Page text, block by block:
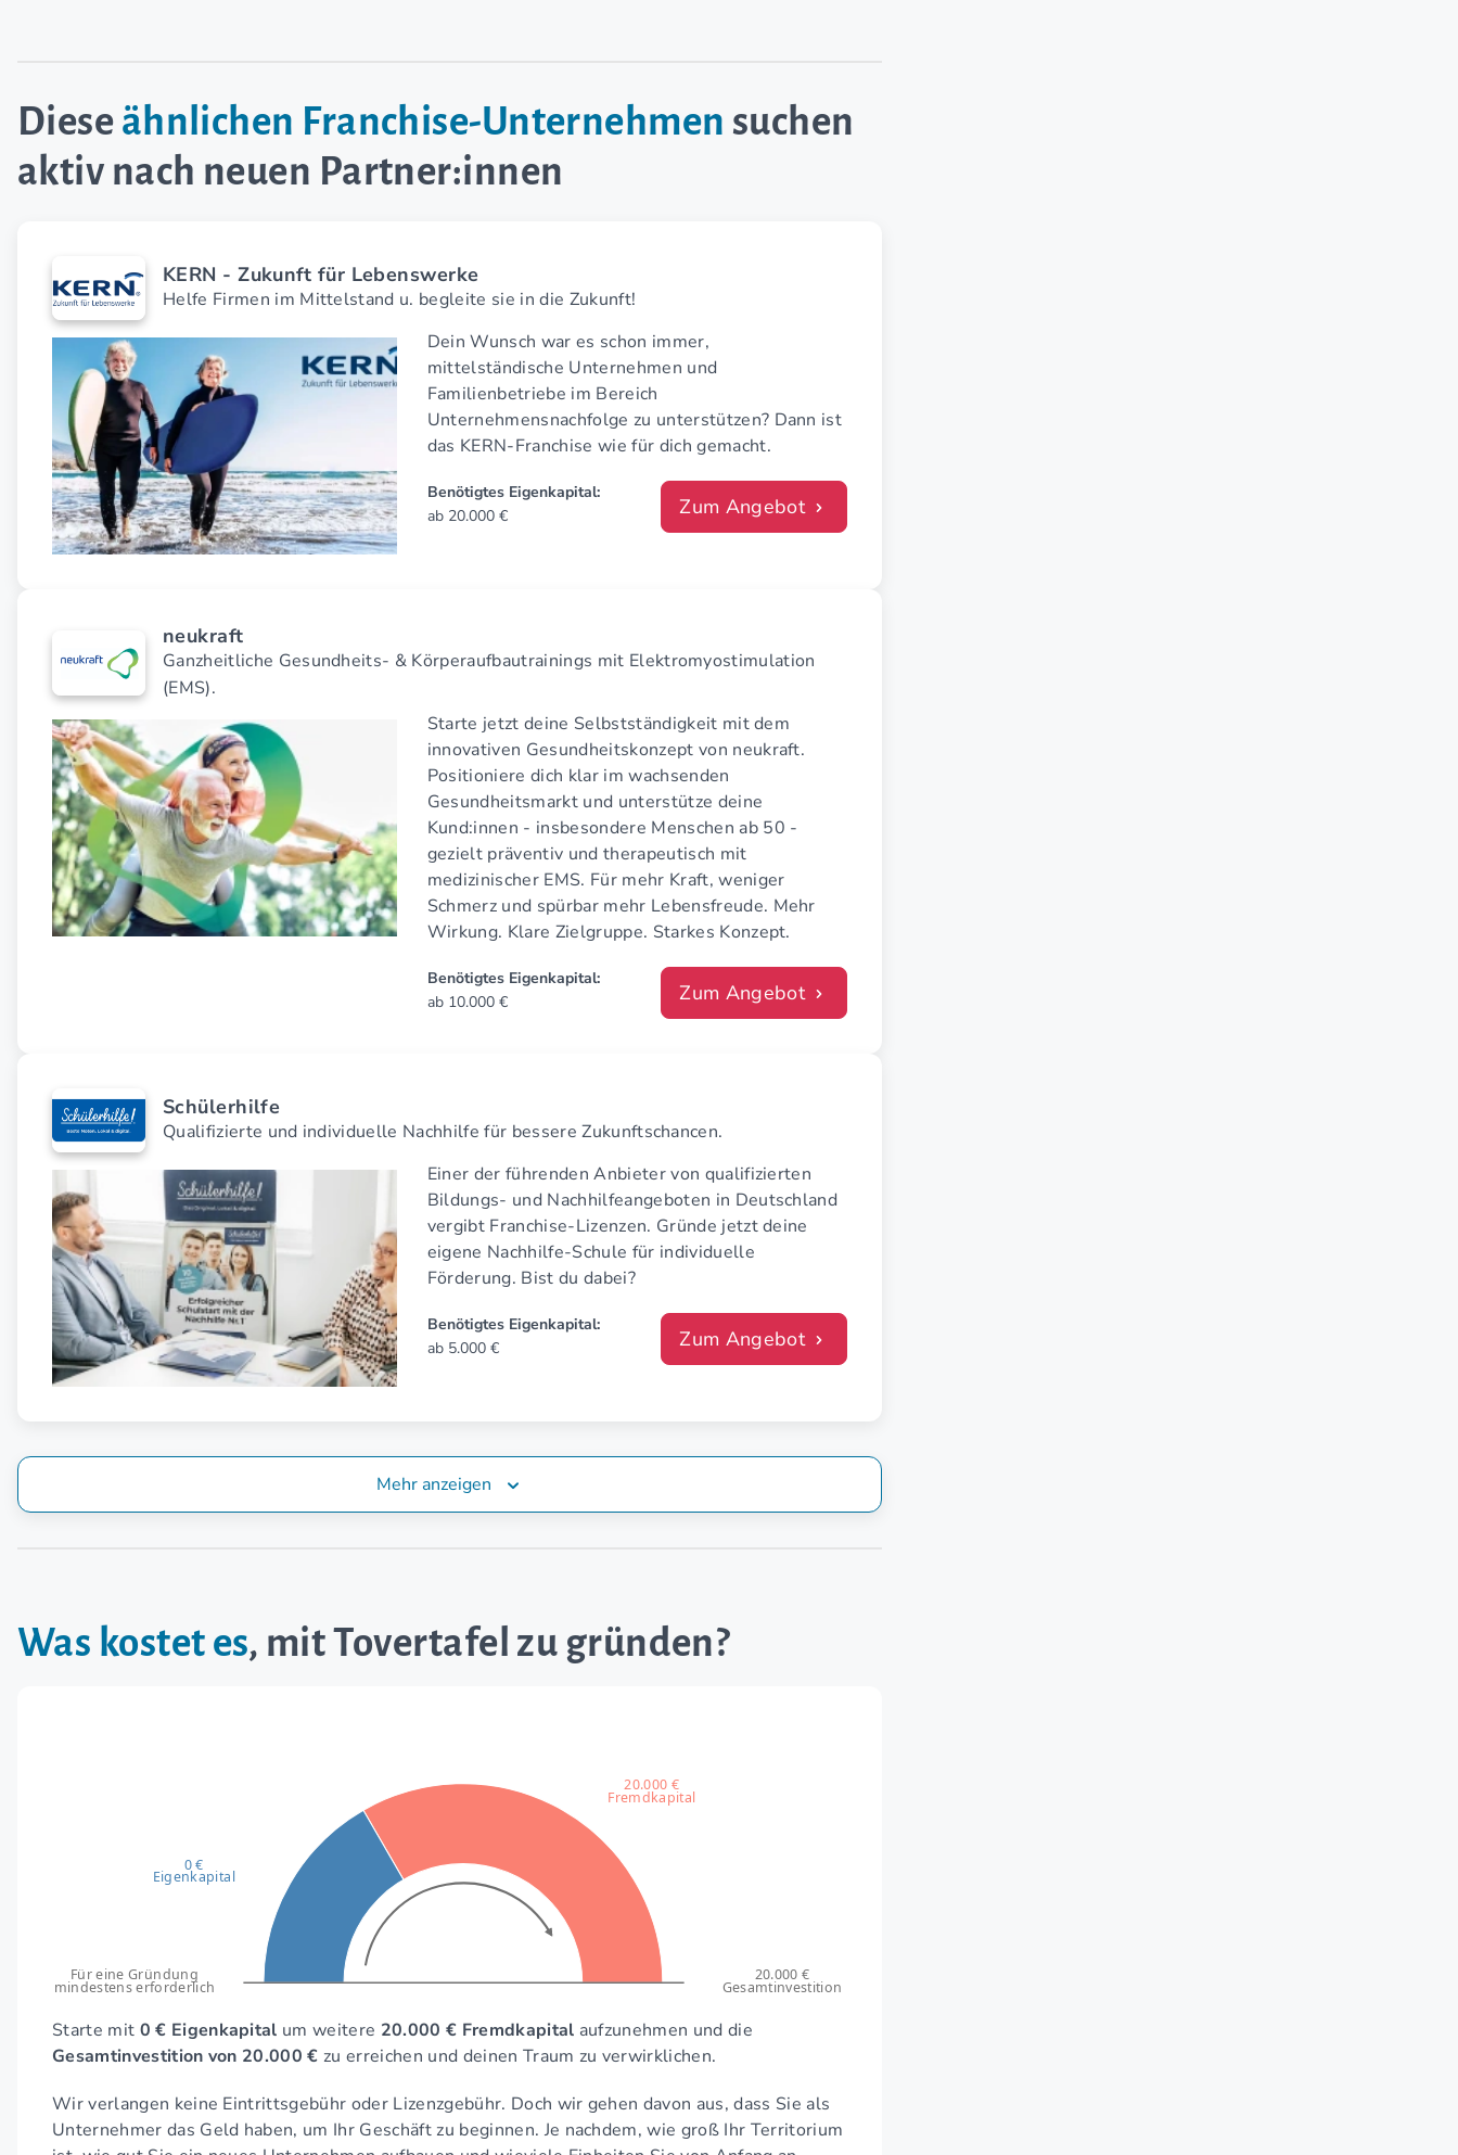
Diese ähnlichen Franchise-Unternehmen suchen
aktiv nach neuen Partner:innen
KERN - Zukunft für Lebenswerke
Helfe Firmen im Mittelstand u. begleite sie in die Zukunft!
Dein Wunsch war es schon immer,
mittelständische Unternehmen und
Familienbetriebe im Bereich
Unternehmensnachfolge zu unterstützen? Dann ist
das KERN-Franchise wie für dich gemacht.
Benötigtes Eigenkapital:
ab 20.000 €
Zum Angebot
neukraft
Ganzheitliche Gesundheits- & Körperaufbautrainings mit Elektromyostimulation
(EMS).
Starte jetzt deine Selbstständigkeit mit dem
innovativen Gesundheitskonzept von neukraft.
Positioniere dich klar im wachsenden
Gesundheitsmarkt und unterstütze deine
Kund:innen - insbesondere Menschen ab 50 -
gezielt präventiv und therapeutisch mit
medizinischer EMS. Für mehr Kraft, weniger
Schmerz und spürbar mehr Lebensfreude. Mehr
Wirkung. Klare Zielgruppe. Starkes Konzept.
Benötigtes Eigenkapital:
ab 10.000 €
Zum Angebot
Schülerhilfe
Qualifizierte und individuelle Nachhilfe für bessere Zukunftschancen.
Einer der führenden Anbieter von qualifizierten
Bildungs- und Nachhilfeangeboten in Deutschland
vergibt Franchise-Lizenzen. Gründe jetzt deine
eigene Nachhilfe-Schule für individuelle
Förderung. Bist du dabei?
Benötigtes Eigenkapital:
ab 5.000 €
Zum Angebot
Mehr anzeigen
Was kostet es, mit Tovertafel zu gründen?
20.000 €
Fremdkapital
0 €
Eigenkapital
Für eine Gründung
mindestens erforderlich
20.000 €
Gesamtinvestition
Starte mit 0 € Eigenkapital um weitere 20.000 € Fremdkapital aufzunehmen und die
Gesamtinvestition von 20.000 € zu erreichen und deinen Traum zu verwirklichen.
Wir verlangen keine Eintrittsgebühr oder Lizenzgebühr. Doch wir gehen davon aus, dass Sie als
Unternehmer das Geld haben, um Ihr Geschäft zu beginnen. Je nachdem, wie groß Ihr Territorium